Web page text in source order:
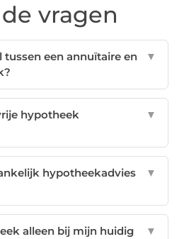
vragen
tussen een annuïtaire en
▼
hypotheek
▼
hypotheekadvies
▼
alleen bij mijn huidig
▼